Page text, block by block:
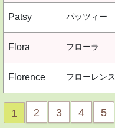
Patsy パッツィー
Flora フローラ
Florence フローレンス
1 2 3 4 5